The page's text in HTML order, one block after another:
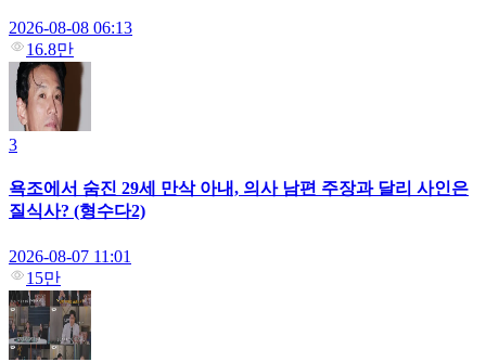
2026-08-08 06:13
16.8만
3
욕조에서 숨진 29세 만삭 아내, 의사 남편 주장과 달리 사인은
질식사? (형수다2)
2026-08-07 11:01
15만